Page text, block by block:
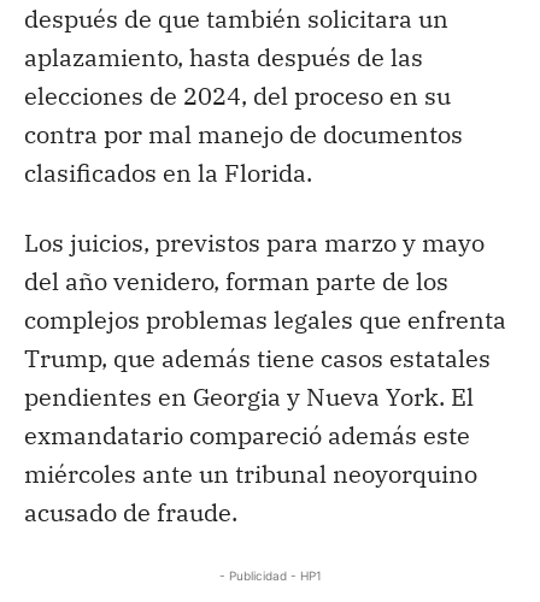
después de que también solicitara un
aplazamiento, hasta después de las
elecciones de 2024, del proceso en su
contra por mal manejo de documentos
clasificados en la Florida.
Los juicios, previstos para marzo y mayo
del año venidero, forman parte de los
complejos problemas legales que enfrenta
Trump, que además tiene casos estatales
pendientes en Georgia y Nueva York. El
exmandatario compareció además este
miércoles ante un tribunal neoyorquino
acusado de fraude.
- Publicidad - HP1